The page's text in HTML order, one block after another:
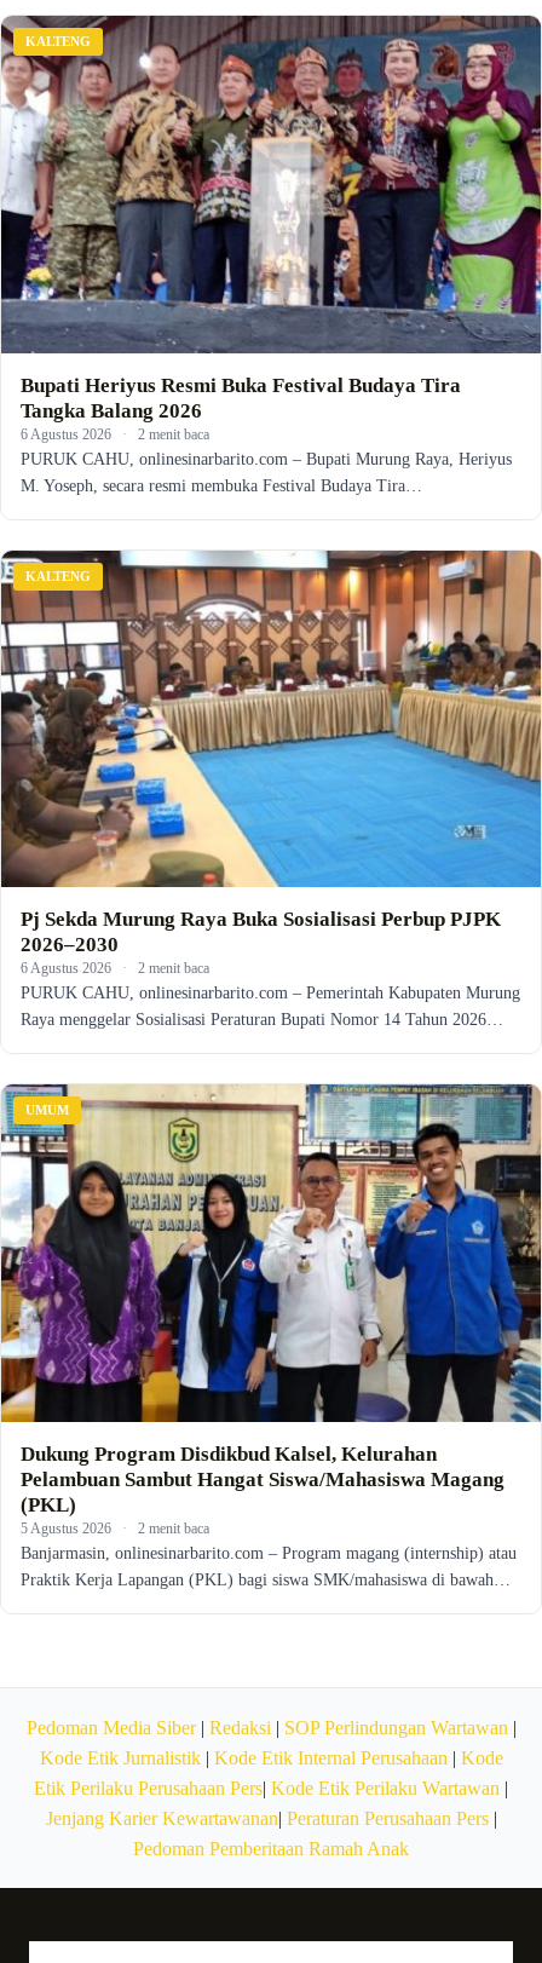
KALTENG
Bupati Heriyus Resmi Buka Festival Budaya Tira
Tangka Balang 2026
6 Agustus 2026 · 2 menit baca
PURUK CAHU, onlinesinarbarito.com – Bupati Murung Raya, Heriyus
M. Yoseph, secara resmi membuka Festival Budaya Tira…
KALTENG
Pj Sekda Murung Raya Buka Sosialisasi Perbup PJPK
2026–2030
6 Agustus 2026 · 2 menit baca
PURUK CAHU, onlinesinarbarito.com – Pemerintah Kabupaten Murung
Raya menggelar Sosialisasi Peraturan Bupati Nomor 14 Tahun 2026…
UMUM
Dukung Program Disdikbud Kalsel, Kelurahan
Pelambuan Sambut Hangat Siswa/Mahasiswa Magang
(PKL)
5 Agustus 2026 · 2 menit baca
Banjarmasin, onlinesinarbarito.com – Program magang (internship) atau
Praktik Kerja Lapangan (PKL) bagi siswa SMK/mahasiswa di bawah…
Pedoman Media Siber| Redaksi | SOP Perlindungan Wartawan |
Kode Etik Jurnalistik| Kode Etik Internal Perusahaan | Kode
Etik Perilaku Perusahaan Pers| Kode Etik Perilaku Wartawan |
Jenjang Karier Kewartawanan| Peraturan Perusahaan Pers|
Pedoman Pemberitaan Ramah Anak